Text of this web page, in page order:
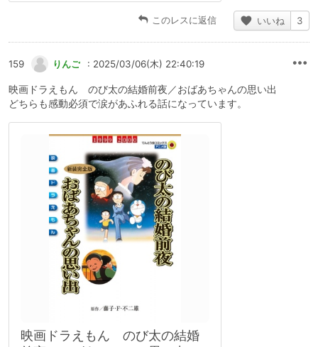
このレスに返信 いいね 3
159 りんご : 2025/03/06(木) 22:40:19
映画ドラえもん のび太の結婚前夜／おばあちゃんの思い出
どちらも感動必須で涙があふれる話になっています。
映画ドラえもん のび太の結婚